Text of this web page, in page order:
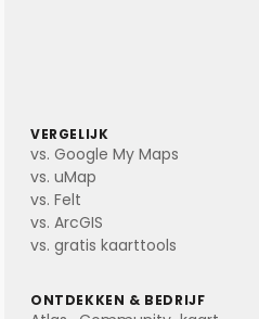
VERGELIJK
vs. Google My Maps
vs. uMap
vs. Felt
vs. ArcGIS
vs. gratis kaarttools
ONTDEKKEN & BEDRIJF